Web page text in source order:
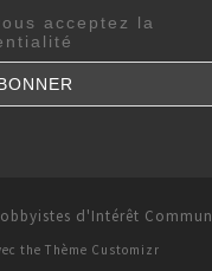
acceptez la
d'Intérêt Commun
the Thème Customizr